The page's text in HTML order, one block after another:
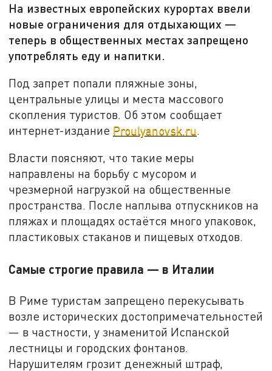
На известных европейских курортах ввели
новые ограничения для отдыхающих —
теперь в общественных местах запрещено
употреблять еду и напитки.
Под запрет попали пляжные зоны,
центральные улицы и места массового
скопления туристов. Об этом сообщает
интернет-издание Proulyanovsk.ru.
Власти поясняют, что такие меры
направлены на борьбу с мусором и
чрезмерной нагрузкой на общественные
пространства. После наплыва отпускников на
пляжах и площадях остаётся много упаковок,
пластиковых стаканов и пищевых отходов.
Самые строгие правила — в Италии
В Риме туристам запрещено перекусывать
возле исторических достопримечательностей
— в частности, у знаменитой Испанской
лестницы и городских фонтанов.
Нарушителям грозит денежный штраф,